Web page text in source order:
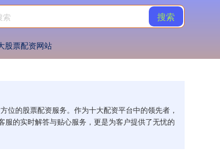
搜索
股票配资网站
位的股票配资服务。作为十大配资平台中的领先者，
的实时解答与贴心服务，更是为客户提供了无忧的